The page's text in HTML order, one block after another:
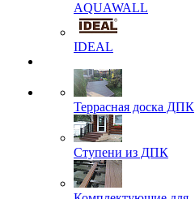
AQUAWALL
IDEAL
Террасная доска ДПК
Ступени из ДПК